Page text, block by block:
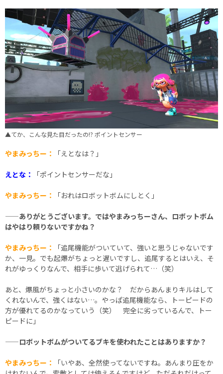
▲てか、こんな見た目だったの!? ポイントセンサー
やまみっちー： 「えとなは？」
えとな： 「ポイントセンサーだな」
やまみっちー： 「おれはロボットボムにしとく」
——ありがとうございます。ではやまみっちーさん、ロボットボム
はやはり頼りないですかね？
やまみっちー：
「追尾機能がついていて、強いと思うじゃないです
か、一見。でも起爆がちょっと遅いですし、追尾するとはいえ、そ
れがゆっくりなんで、相手に歩いて逃げられて…（笑）
あと、爆風がちょっと小さいのかな？ だからあんまりキルはして
くれないんで、強くはない…。やっぱ追尾機能なら、トーピードの
方が優れてるのかなっていう（笑） 完全に劣っているんで、トー
ピードに」
——ロボットボムがついてるブキを使われたことはありますか？
やまみっちー：
「いやあ、全然使ってないですね。あんまり圧をか